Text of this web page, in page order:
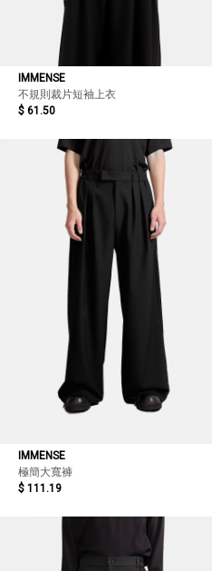
IMMENSE
不規則裁片短袖上衣
$ 61.50
IMMENSE
極簡大寬褲
$ 111.19